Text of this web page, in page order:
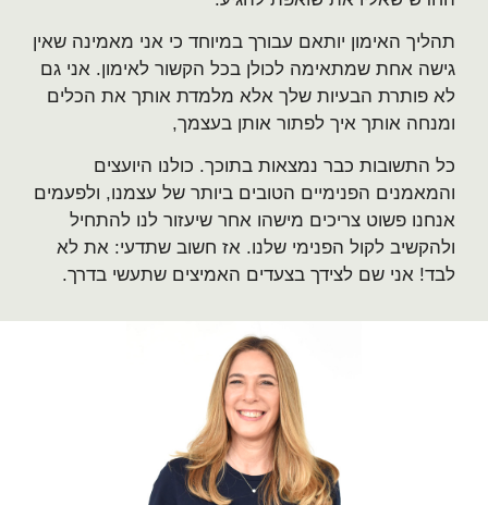
תהליך האימון יותאם עבורך במיוחד כי אני מאמינה שאין
גישה אחת שמתאימה לכולן בכל הקשור לאימון. אני גם
לא פותרת הבעיות שלך אלא מלמדת אותך את הכלים
ומנחה אותך איך לפתור אותן בעצמך,
כל התשובות כבר נמצאות בתוכך. כולנו היועצים
והמאמנים הפנימיים הטובים ביותר של עצמנו, ולפעמים
אנחנו פשוט צריכים מישהו אחר שיעזור לנו להתחיל
ולהקשיב לקול הפנימי שלנו. אז חשוב שתדעי: את לא
לבד! אני שם לצידך בצעדים האמיצים שתעשי בדרך.